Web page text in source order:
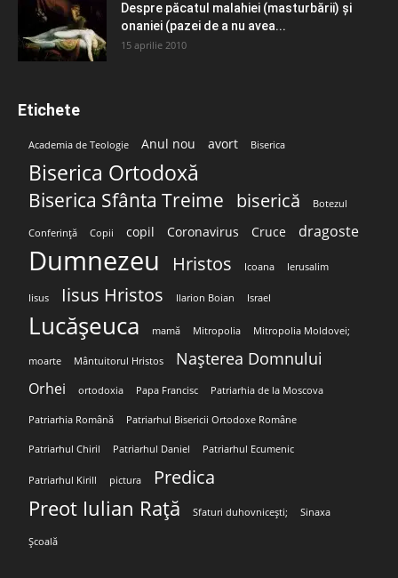
Despre păcatul malahiei (masturbării) şi
onaniei (pazei de a nu avea...
15 aprilie 2010
Etichete
Academia de Teologie Anul nou avort Biserica
Biserica Ortodoxă
Biserica Sfânta Treime biserică Botezul
Conferință Copii copil Coronavirus Cruce dragoste
Dumnezeu Hristos Icoana Ierusalim
Iisus Iisus Hristos Ilarion Boian Israel
Lucășeuca mamă Mitropolia Mitropolia Moldovei;
moarte Mântuitorul Hristos Nașterea Domnului
Orhei ortodoxia Papa Francisc Patriarhia de la Moscova
Patriarhia Română Patriarhul Bisericii Ortodoxe Române
Patriarhul Chiril Patriarhul Daniel Patriarhul Ecumenic
Patriarhul Kirill pictura Predica
Preot Iulian Rață Sfaturi duhovnicești; Sinaxa
Școală